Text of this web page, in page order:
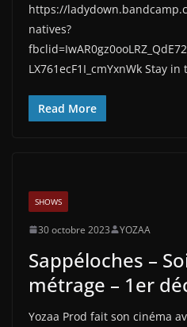
https://
natives?
LX761ecF1I_cmYxnWk Stay in
Read More
SHOWS
30 octobre 2023 YOZAA
Sappéloches –
métrage – 1er
Yozaa Prod fait son cinéma